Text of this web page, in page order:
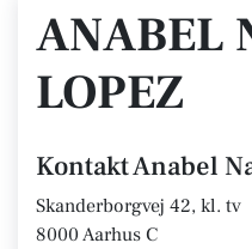
ANABEL
LOPEZ
Kontakt Anabel
Skanderborgvej 42, kl. tv
8000 Aarhus C